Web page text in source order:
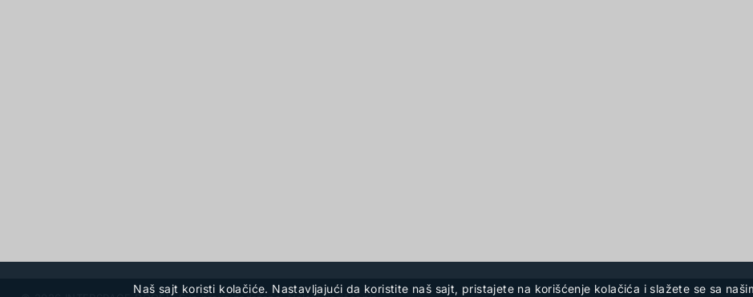
Naš sajt koristi kolačiće. Nastavljajući da koristite naš sajt, pristajete na korišćenje kolačića i slažete se sa